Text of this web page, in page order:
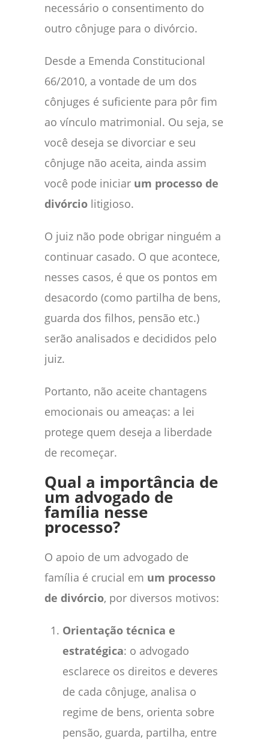
necessário o consentimento do
outro cônjuge para o divórcio.
Desde a Emenda Constitucional
66/2010, a vontade de um dos
cônjuges é suficiente para pôr fim
ao vínculo matrimonial. Ou seja, se
você deseja se divorciar e seu
cônjuge não aceita, ainda assim
você pode iniciar um processo de
divórcio litigioso.
O juiz não pode obrigar ninguém a
continuar casado. O que acontece,
nesses casos, é que os pontos em
desacordo (como partilha de bens,
guarda dos filhos, pensão etc.)
serão analisados e decididos pelo
juiz.
Portanto, não aceite chantagens
emocionais ou ameaças: a lei
protege quem deseja a liberdade
de recomeçar.
Qual a importância de
um advogado de
família nesse
processo?
O apoio de um advogado de
família é crucial em um processo
de divórcio, por diversos motivos:
Orientação técnica e
estratégica: o advogado
esclarece os direitos e deveres
de cada cônjuge, analisa o
regime de bens, orienta sobre
pensão, guarda, partilha, entre